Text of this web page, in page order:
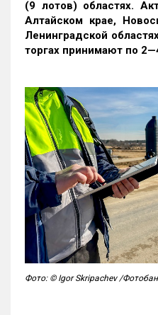
(9 лотов) областях.
Алтайском крае,
Ленинградской
торгах принимают по
Фото: © Igor Skripachev /